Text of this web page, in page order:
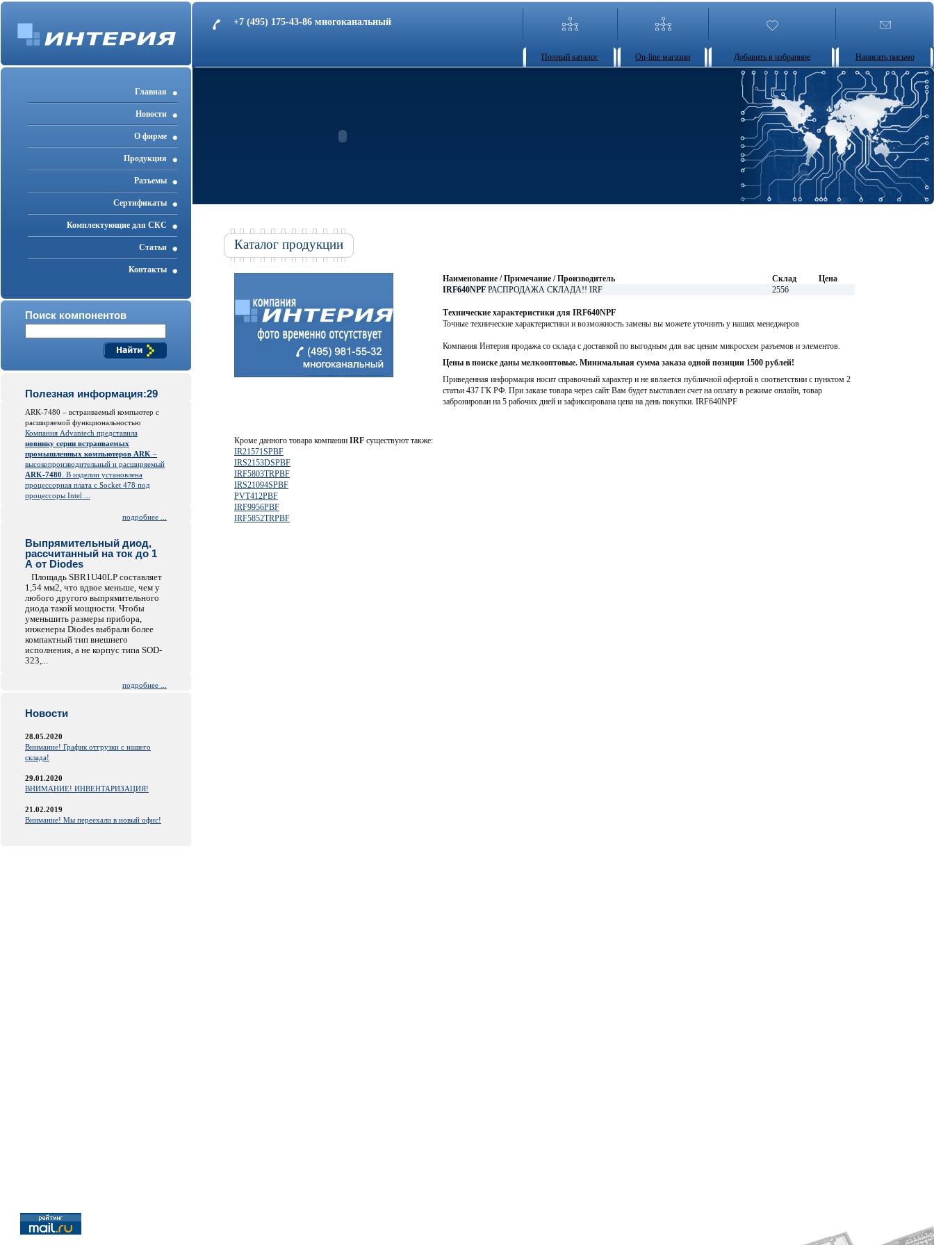
+7 (495) 175-43-86 многоканальный
Полный каталог On-line магазин Добавить в избранное Написать письмо
Главная
Новости
О фирме
Продукция
Разъемы
Cертификаты
Комплектующие для СКС
Статьи
Контакты
Поиск компонентов
Полезная информация:29
ARK-7480 – встраиваемый компьютер с
расширяемой функциональностью
Компания Advantech представила
новинку серии встраиваемых
промышленных компьютеров ARK –
высокопроизводительный и расширяемый
ARK-7480 . В изделии установлена
процессорная плата с Socket 478 под
процессоры Intel ...
подробнее ...
Выпрямительный диод,
рассчитанный на ток до 1
А от Diodes
Площадь SBR1U40LP составляет
1,54 мм2, что вдвое меньше, чем у
любого другого выпрямительного
диода такой мощности. Чтобы
уменьшить размеры прибора,
инженеры Diodes выбрали более
компактный тип внешнего
исполнения, а не корпус типа SOD-
323,...
подробнее ...
Новости
28.05.2020
Внимание! График отгрузки с нашего
склада!
29.01.2020
ВНИМАНИЕ! ИНВЕНТАРИЗАЦИЯ!
21.02.2019
Внимание! Мы переехали в новый офис!
Каталог продукции
Наименование / Примечание / Производитель Склад
Цена
IRF640NPF РАСПРОДАЖА СКЛАДА!! IRF 2556
Технические характеристики для IRF640NPF
Точные технические характеристики и возможность замены вы можете уточнить у наших менеджеров
Компания Интерия продажа со склада с доставкой по выгодным для вас ценам микросхем разъемов и элементов.
Цены в поиске даны мелкооптовые. Минимальная сумма заказа одной позиции 1500 рублей!
Приведенная информация носит справочный характер и не является публичной офертой в соответствии с пунктом 2
статьи 437 ГК РФ. При заказе товара через сайт Вам будет выставлен счет на оплату в режиме онлайн, товар
забронирован на 5 рабочих дней и зафиксирована цена на день покупки. IRF640NPF
Кроме данного товара компании IRF существуют также:
IR21571SPBF
IRS2153DSPBF
IRF5803TRPBF
IRS21094SPBF
PVT412PBF
IRF9956PBF
IRF5852TRPBF